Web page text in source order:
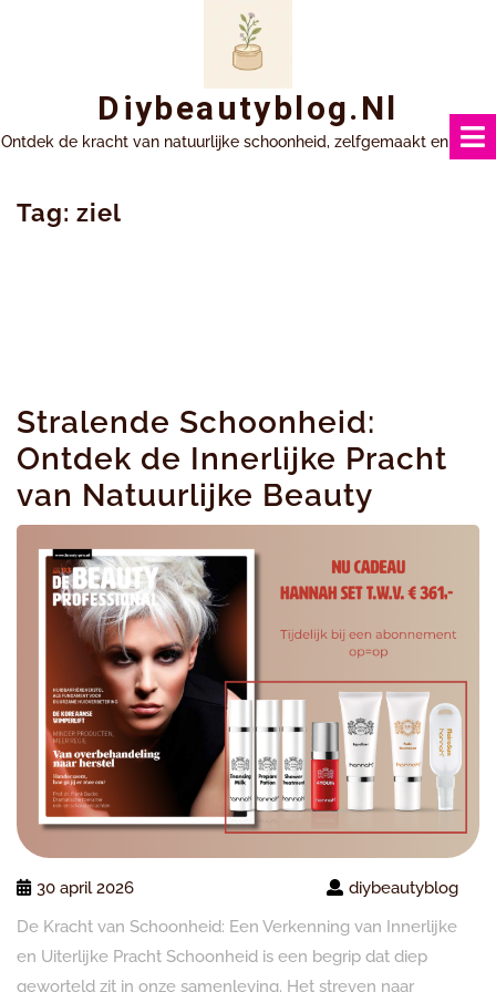
Diybeautyblog.nl
Ontdek de kracht van natuurlijke schoonheid, zelfgemaakt en uniek.
Tag: ziel
Stralende Schoonheid:
Ontdek de Innerlijke Pracht
van Natuurlijke Beauty
30 april 2026
diybeautyblog
De Kracht van Schoonheid: Een Verkenning van Innerlijke
en Uiterlijke Pracht Schoonheid is een begrip dat diep
geworteld zit in onze samenleving. Het streven naar